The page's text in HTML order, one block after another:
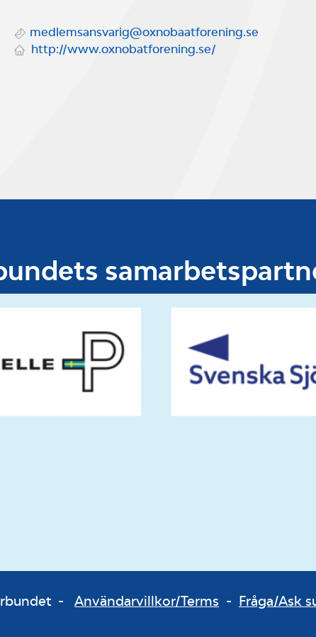
medlemsansvarig@oxnobaatforening.se
http://www.oxnobatforening.se/
- Användarvillkor/Terms - Fråga/Ask